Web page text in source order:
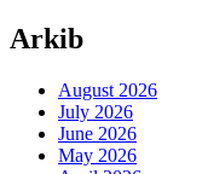
Arkib
August 2026
July 2026
June 2026
May 2026